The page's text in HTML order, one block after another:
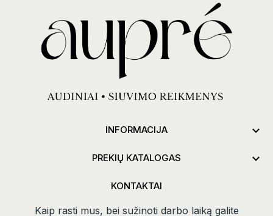
INFORMACIJA 
PREKIŲ KATALOGAS 
KONTAKTAI
Kaip rasti mus, bei sužinoti darbo laiką galite